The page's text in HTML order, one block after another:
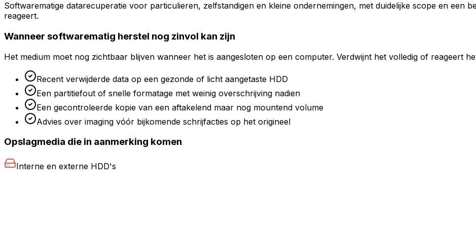
Softwarematige datarecuperatie voor particulieren, zelfstandigen en kleine ondernemingen, met duidelijke scope en een
reageert.
Wanneer softwarematig herstel nog zinvol kan zijn
Het medium moet nog zichtbaar blijven wanneer het is aangesloten op een computer. Verdwijnt het volledig of reageert
Recent verwijderde data op een gezonde of licht aangetaste HDD
Een partitiefout of snelle formatage met weinig overschrijving nadien
Een gecontroleerde kopie van een aftakelend maar nog mountend volume
Advies over imaging vóór bijkomende schrijfacties op het origineel
Opslagmedia die in aanmerking komen
Interne en externe HDD's